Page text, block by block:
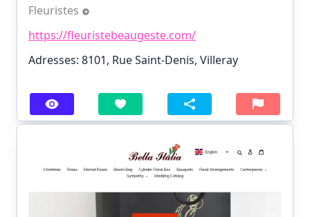
Fleuristes
https://fleuristebeaugeste.com/
Adresses: 8101, Rue Saint-Denis, Villeray